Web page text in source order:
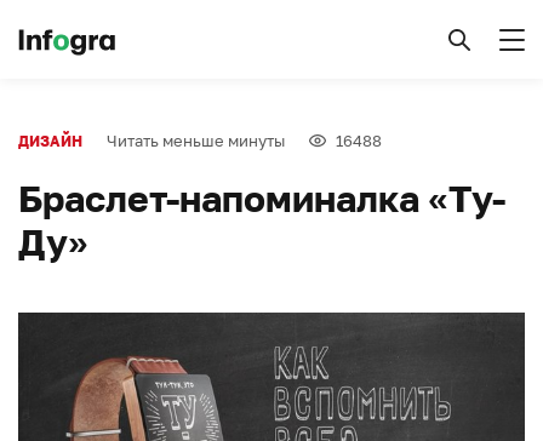
ДИЗАЙН Читать меньше минуты 16488
Браслет-напоминалка «Ту-
Ду»